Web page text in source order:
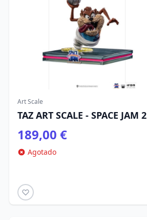
Art Scale
TAZ ART SCALE - SPACE JAM 2
189,00 €
Agotado